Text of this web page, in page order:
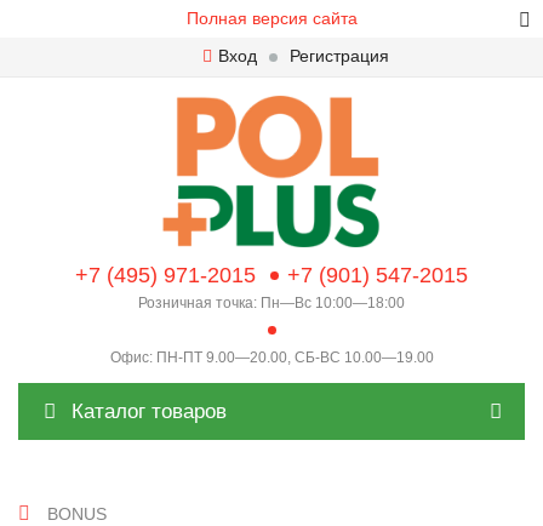
Полная версия сайта
Вход
Регистрация
+7 (495) 971-2015 +7 (901) 547-2015
Розничная точка: Пн—Вс 10:00—18:00
Офис: ПН-ПТ 9.00—20.00, СБ-ВС 10.00—19.00
Каталог товаров
BONUS